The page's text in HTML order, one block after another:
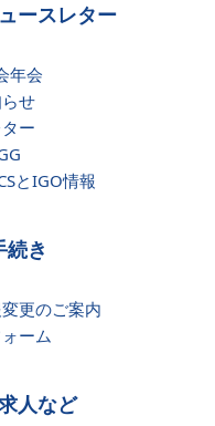
ースレター
年会
せ
ー
とIGO情報
続き
更のご案内
ーム
人など